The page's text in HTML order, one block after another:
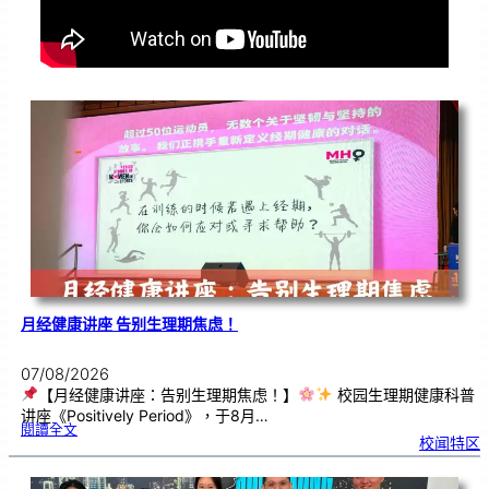
月经健康讲座 告别生理期焦虑！
07/08/2026
【月经健康讲座：告别生理期焦虑！】
校园生理期健康科普
讲座《Positively Period》，于8月…
閱讀全文:月
康
座
告
校闻特区